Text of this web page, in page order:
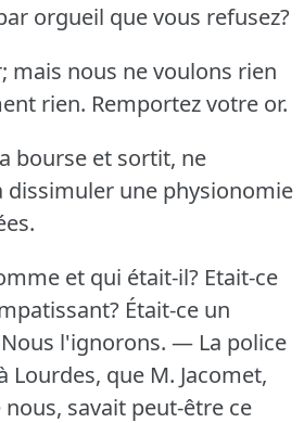
orgueil que vous refusez?
nous ne voulons rien
rien. Remportez votre or.
bourse et sortit, ne
dissimuler une physionomie
et qui était-il? Etait-ce
Était-ce un
Nous l'ignorons. — La police
Lourdes, que M. Jacomet,
savait peut-être ce